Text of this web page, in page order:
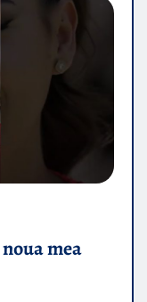
mea